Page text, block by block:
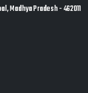
Madhya Pradesh - 462011